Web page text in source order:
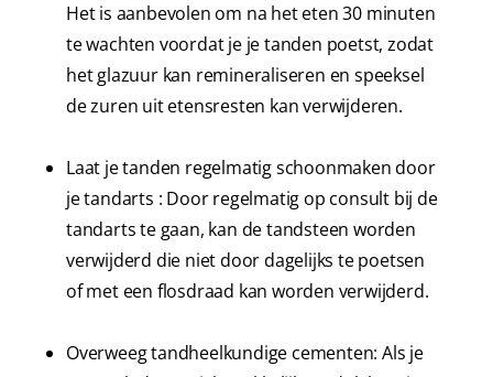
Het is aanbevolen om na het eten 30 minuten
te wachten voordat je je tanden poetst, zodat
het glazuur kan remineraliseren en speeksel
de zuren uit etensresten kan verwijderen.
Laat je tanden regelmatig schoonmaken door
je tandarts : Door regelmatig op consult bij de
tandarts te gaan, kan de tandsteen worden
verwijderd die niet door dagelijks te poetsen
of met een flosdraad kan worden verwijderd.
Overweeg tandheelkundige cementen: Als je